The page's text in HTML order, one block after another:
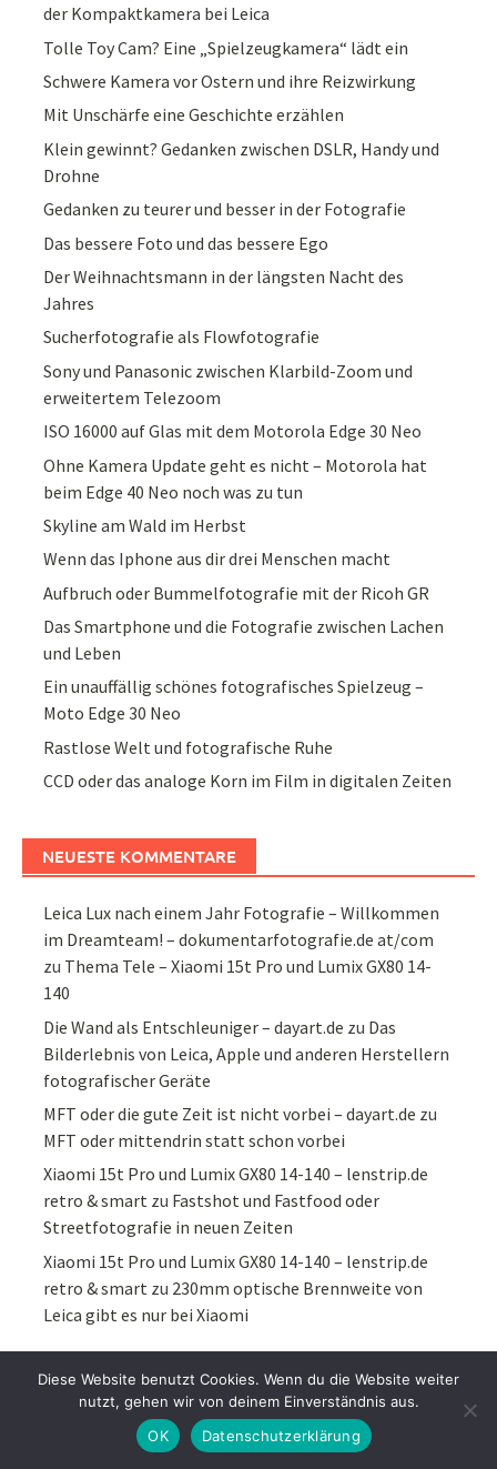
der Kompaktkamera bei Leica
Tolle Toy Cam? Eine „Spielzeugkamera“ lädt ein
Schwere Kamera vor Ostern und ihre Reizwirkung
Mit Unschärfe eine Geschichte erzählen
Klein gewinnt? Gedanken zwischen DSLR, Handy und
Drohne
Gedanken zu teurer und besser in der Fotografie
Das bessere Foto und das bessere Ego
Der Weihnachtsmann in der längsten Nacht des
Jahres
Sucherfotografie als Flowfotografie
Sony und Panasonic zwischen Klarbild-Zoom und
erweitertem Telezoom
ISO 16000 auf Glas mit dem Motorola Edge 30 Neo
Ohne Kamera Update geht es nicht – Motorola hat
beim Edge 40 Neo noch was zu tun
Skyline am Wald im Herbst
Wenn das Iphone aus dir drei Menschen macht
Aufbruch oder Bummelfotografie mit der Ricoh GR
Das Smartphone und die Fotografie zwischen Lachen
und Leben
Ein unauffällig schönes fotografisches Spielzeug –
Moto Edge 30 Neo
Rastlose Welt und fotografische Ruhe
CCD oder das analoge Korn im Film in digitalen Zeiten
NEUESTE KOMMENTARE
Leica Lux nach einem Jahr Fotografie – Willkommen
im Dreamteam! – dokumentarfotografie.de at/com
zu Thema Tele – Xiaomi 15t Pro und Lumix GX80 14-
140
Die Wand als Entschleuniger – dayart.de zu Das
Bilderlebnis von Leica, Apple und anderen Herstellern
fotografischer Geräte
MFT oder die gute Zeit ist nicht vorbei – dayart.de zu
MFT oder mittendrin statt schon vorbei
Xiaomi 15t Pro und Lumix GX80 14-140 – lenstrip.de
retro & smart zu Fastshot und Fastfood oder
Streetfotografie in neuen Zeiten
Xiaomi 15t Pro und Lumix GX80 14-140 – lenstrip.de
retro & smart zu 230mm optische Brennweite von
Leica gibt es nur bei Xiaomi
KATEGORIEN
Diese Website benutzt Cookies. Wenn du die Website weiter
nutzt, gehen wir von deinem Einverständnis aus.
OK
Datenschutzerklärung